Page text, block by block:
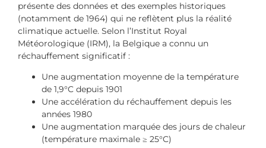
présente des données et des exemples historiques
(notamment de 1964) qui ne reflètent plus la réalité
climatique actuelle. Selon l’Institut Royal
Météorologique (IRM), la Belgique a connu un
réchauffement significatif :
Une augmentation moyenne de la température
de 1,9°C depuis 1901
Une accélération du réchauffement depuis les
années 1980
Une augmentation marquée des jours de chaleur
(température maximale ≥ 25°C)